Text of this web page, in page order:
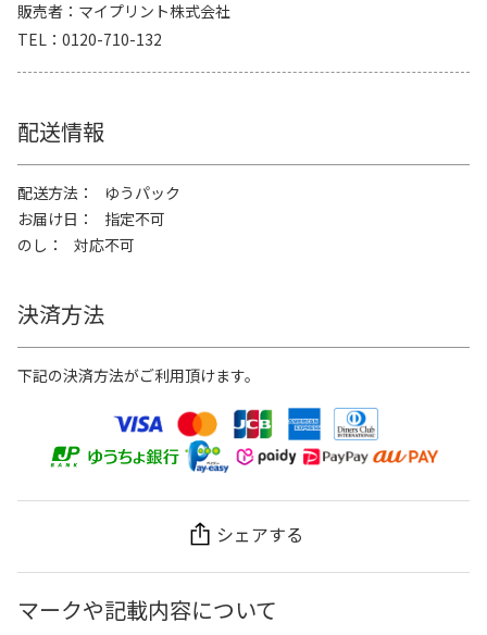
販売者
マイプリント株式会社
TEL
0120-710-132
配送情報
配送方法
ゆうパック
お届け日
指定不可
のし
対応不可
決済方法
下記の決済方法がご利用頂けます。
シェアする
マークや記載内容について